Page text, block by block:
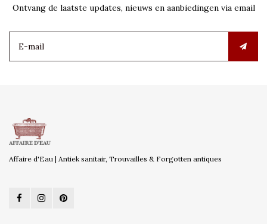
Ontvang de laatste updates, nieuws en aanbiedingen via email
Affaire d'Eau | Antiek sanitair, Trouvailles & Forgotten antiques